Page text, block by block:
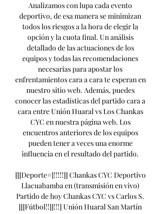
Analizamos con lupa cada evento
deportivo, de esa manera se minimizan
todos los riesgos a la hora de elegir la
opción y la cuota final. Un análisis
detallado de las actuaciones de los
equipos y todas las recomendaciones
necesarias para apostar los
enfrentamientos cara a cara te esperan en
nuestro sitio web. Además, puedes
conocer las estadísticas del partido cara a
cara entre Unión Huaral vs Los Chankas
CYC en nuestra página web. Los
encuentros anteriores de los equipos
pueden tener a veces una enorme
influencia en el resultado del partido.
[[[Deporte#]!!!!!]] Chankas CYC Deportivo
Llacuabamba en (transmisión en vivo)
Partido de hoy Chankas CYC vs Carlos S.
[[[Fútbol!!]]!!!] Unión Huaral San Martín